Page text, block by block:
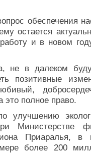
обеспечения
остается
и в новом
не в далеком
позитивные
это полное право.
улучшению
Министерстве
Приаралья, в
более 200